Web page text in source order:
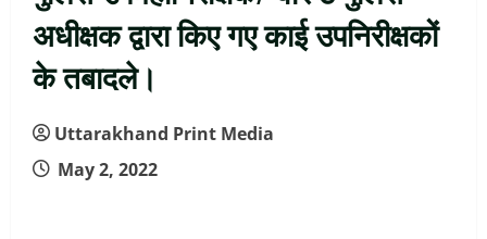
अधीक्षक द्वारा किए गए काई उपनिरीक्षकों
के तबादले।
Uttarakhand Print Media
May 2, 2022